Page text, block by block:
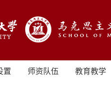
置 师资队伍 教育教学